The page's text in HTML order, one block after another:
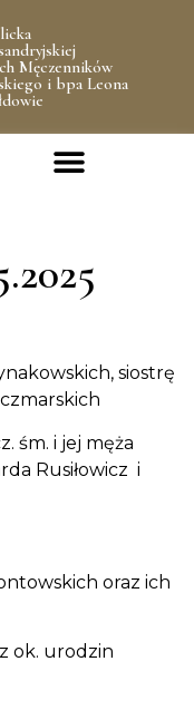
Męczenników
i bpa Leona
siostrę
śm. i jej męża
Rusiłowicz i
oraz ich
ok. urodzin